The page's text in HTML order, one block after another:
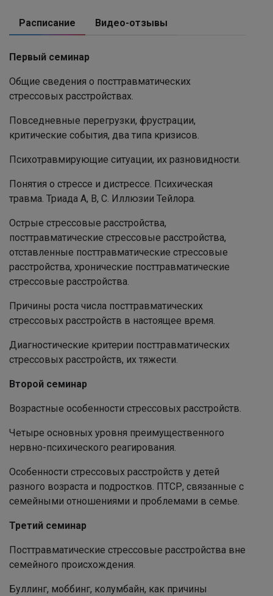
Расписание Видео-отзывы
Первый семинар
Общие сведения о посттравматических
стрессовых расстройствах.
Повседневные перегрузки, фрустрации,
критические события, два типа кризисов.
Психотравмирующие ситуации, их разновидности.
Понятия о стрессе и дистрессе. Психическая
травма. Триада А, В, С. Иллюзии Тейлора.
Острые стрессовые расстройства,
посттравматические стрессовые расстройства,
отставленные посттравматические стрессовые
расстройства, хронические посттравматические
стрессовые расстройства.
Причины роста числа посттравматических
стрессовых расстройств в настоящее время.
Диагностические критерии посттравматических
стрессовых расстройств, их тяжести.
Второй семинар
Возрастные особенности стрессовых расстройств.
Четыре основных уровня преимущественного
нервно-психического реагирования.
Особенности стрессовых расстройств у детей
разного возраста и подростков. ПТСР, связанные с
семейными отношениями и проблемами в семье.
Третий семинар
Посттравматические стрессовые расстройства вне
семейного происхождения.
Буллинг, моббинг, колумбайн, как причины